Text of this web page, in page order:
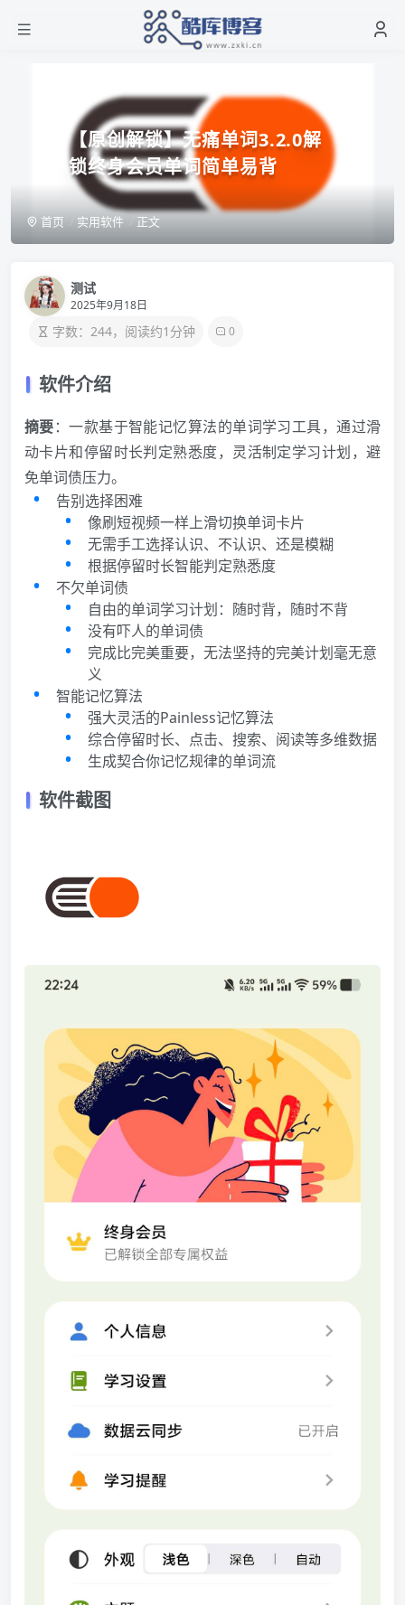
【原创解锁】无痛单词3.2.0解
锁终身会员单词简单易背
首页 实用软件 正文
测试
2025年9月18日
字数：244，阅读约1分钟 0
软件介绍
摘要：一款基于智能记忆算法的单词学习工具，通过滑
动卡片和停留时长判定熟悉度，灵活制定学习计划，避
免单词债压力。
告别选择困难
像刷短视频一样上滑切换单词卡片
无需手工选择认识、不认识、还是模糊
根据停留时长智能判定熟悉度
不欠单词债
自由的单词学习计划：随时背，随时不背
没有吓人的单词债
完成比完美重要，无法坚持的完美计划毫无意
义
智能记忆算法
强大灵活的Painless记忆算法
综合停留时长、点击、搜索、阅读等多维数据
生成契合你记忆规律的单词流
软件截图